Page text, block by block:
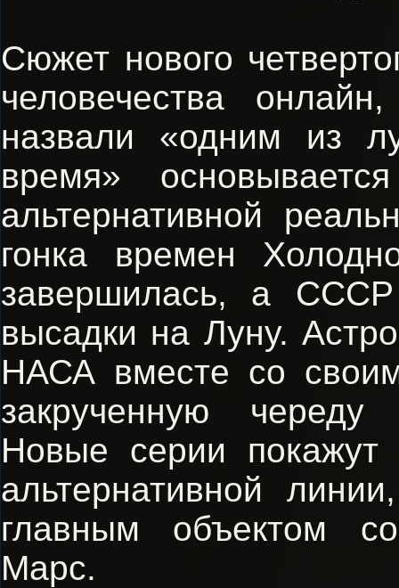
Сюжет нового
человечества
назвали «одним из
время»
альтернативной
гонка времен
завершилась, а
высадки на Луну.
НАСА вместе со
закрученную череду
Новые серии
альтернативной
главным объектом
Марс.